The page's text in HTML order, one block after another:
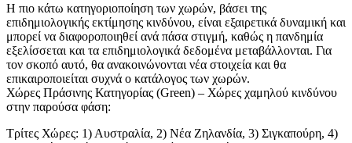
Η πιο κάτω κατηγοριοποίηση των χωρών, βάσει της
επιδημιολογικής εκτίμησης κινδύνου, είναι εξαιρετικά δυναμική και
μπορεί να διαφοροποιηθεί ανά πάσα στιγμή, καθώς η πανδημία
εξελίσσεται και τα επιδημιολογικά δεδομένα μεταβάλλονται. Για
τον σκοπό αυτό, θα ανακοινώνονται νέα στοιχεία και θα
επικαιροποιείται συχνά ο κατάλογος των χωρών.
Χώρες Πράσινης Κατηγορίας (Green) – Χώρες χαμηλού κινδύνου
στην παρούσα φάση:
Τρίτες Χώρες: 1) Αυστραλία, 2) Νέα Ζηλανδία, 3) Σιγκαπούρη, 4)